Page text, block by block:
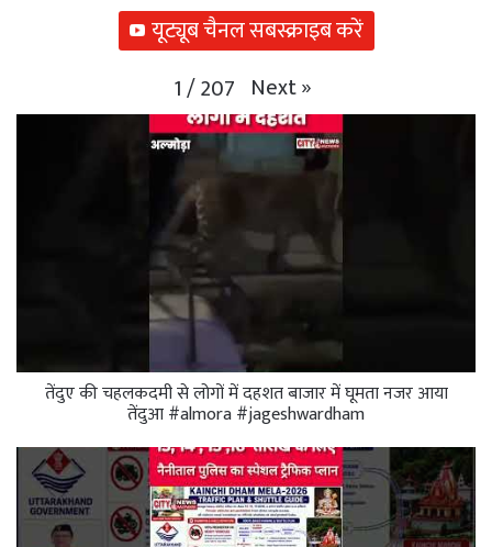
यूट्यूब चैनल सबस्क्राइब करें
1/207 Next»
तेंदुए की चहलकदमी से लोगों में दहशत बाजार में घूमता नजर आया
तेंदुआ #almora #jageshwardham